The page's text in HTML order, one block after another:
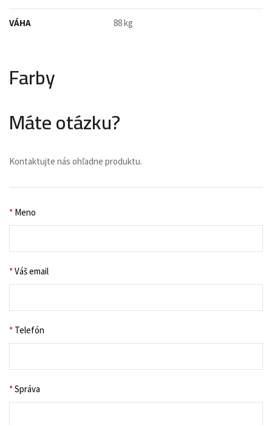
VÁHA 88 kg
Farby
Máte otázku?
Kontaktujte nás ohľadne produktu.
* Meno
*Váš email
* Telefón
*Správa